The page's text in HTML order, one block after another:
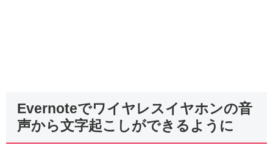
Evernoteでワイヤレスイヤホンの音
声から文字起こしができるように